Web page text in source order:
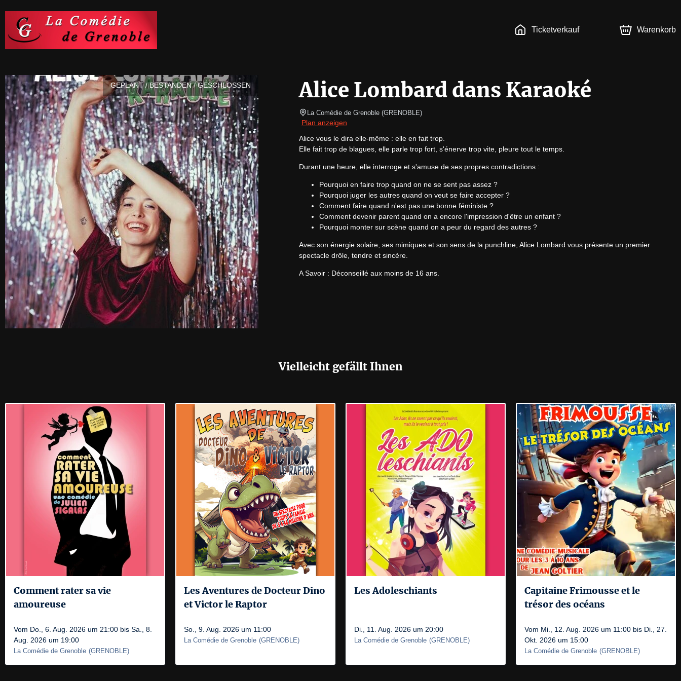
Ticketverkauf Warenkorb
GEPLANT / BESTANDEN / GESCHLOSSEN Alice Lombard dans Karaoké
La Comédie de Grenoble (GRENOBLE)
Plan anzeigen
Alice vous le dira elle-même : elle en fait trop.
Elle fait trop de blagues, elle parle trop fort, s'énerve trop vite, pleure tout le temps.
Durant une heure, elle interroge et s'amuse de ses propres contradictions :
Pourquoi en faire trop quand on ne se sent pas assez ?
Pourquoi juger les autres quand on veut se faire accepter ?
Comment faire quand n'est pas une bonne féministe ?
Comment devenir parent quand on a encore l'impression d'être un enfant ?
Pourquoi monter sur scène quand on a peur du regard des autres ?
Avec son énergie solaire, ses mimiques et son sens de la punchline, Alice Lombard vous présente un premier
spectacle drôle, tendre et sincère.
A Savoir : Déconseillé aux moins de 16 ans.
Vielleicht gefällt Ihnen
Comment rater sa vie
amoureuse
Vom Do., 6. Aug. 2026 um 21:00 bis Sa., 8.
Aug. 2026 um 19:00
La Comédie de Grenoble (GRENOBLE)
Les Aventures de Docteur Dino
et Victor le Raptor
So., 9. Aug. 2026 um 11:00
La Comédie de Grenoble (GRENOBLE)
Les Adoleschiants
Di., 11. Aug. 2026 um 20:00
La Comédie de Grenoble (GRENOBLE)
Capitaine Frimousse et le
trésor des océans
Vom Mi., 12. Aug. 2026 um 11:00 bis Di., 27.
Okt. 2026 um 15:00
La Comédie de Grenoble (GRENOBLE)